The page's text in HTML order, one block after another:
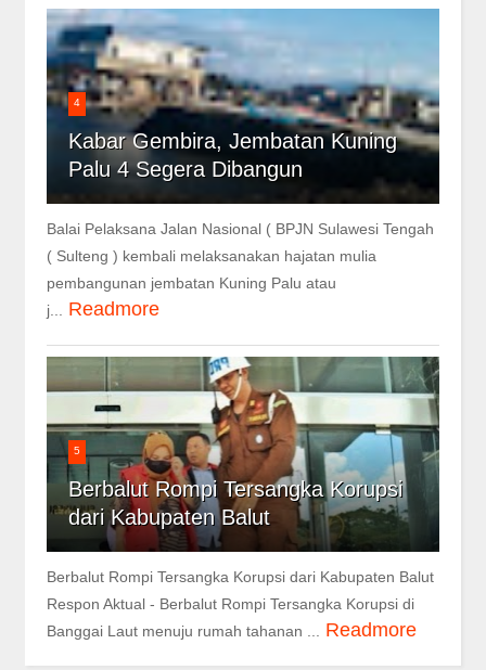
4
Kabar Gembira, Jembatan Kuning
Palu 4 Segera Dibangun
Balai Pelaksana Jalan Nasional ( BPJN Sulawesi Tengah
( Sulteng ) kembali melaksanakan hajatan mulia
pembangunan jembatan Kuning Palu atau
j... Readmore
5
Berbalut Rompi Tersangka Korupsi
dari Kabupaten Balut
Berbalut Rompi Tersangka Korupsi dari Kabupaten Balut
Respon Aktual - Berbalut Rompi Tersangka Korupsi di
Banggai Laut menuju rumah tahanan ... Readmore